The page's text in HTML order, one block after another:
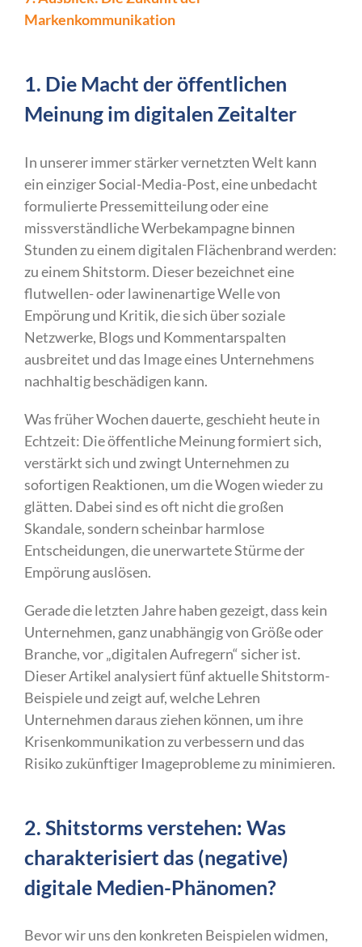
Markenkommunikation
1. Die Macht der öffentlichen
Meinung im digitalen Zeitalter
In unserer immer stärker vernetzten Welt kann
ein einziger Social-Media-Post, eine unbedacht
formulierte Pressemitteilung oder eine
missverständliche Werbekampagne binnen
Stunden zu einem digitalen Flächenbrand werden:
zu einem Shitstorm. Dieser bezeichnet eine
flutwellen- oder lawinenartige Welle von
Empörung und Kritik, die sich über soziale
Netzwerke, Blogs und Kommentarspalten
ausbreitet und das Image eines Unternehmens
nachhaltig beschädigen kann.
Was früher Wochen dauerte, geschieht heute in
Echtzeit: Die öffentliche Meinung formiert sich,
verstärkt sich und zwingt Unternehmen zu
sofortigen Reaktionen, um die Wogen wieder zu
glätten. Dabei sind es oft nicht die großen
Skandale, sondern scheinbar harmlose
Entscheidungen, die unerwartete Stürme der
Empörung auslösen.
Gerade die letzten Jahre haben gezeigt, dass kein
Unternehmen, ganz unabhängig von Größe oder
Branche, vor „digitalen Aufregern“ sicher ist.
Dieser Artikel analysiert fünf aktuelle Shitstorm-
Beispiele und zeigt auf, welche Lehren
Unternehmen daraus ziehen können, um ihre
Krisenkommunikation zu verbessern und das
Risiko zukünftiger Imageprobleme zu minimieren.
2. Shitstorms verstehen: Was
charakterisiert das (negative)
digitale Medien-Phänomen?
Bevor wir uns den konkreten Beispielen widmen,